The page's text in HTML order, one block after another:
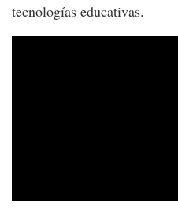
tecnologías educativas.